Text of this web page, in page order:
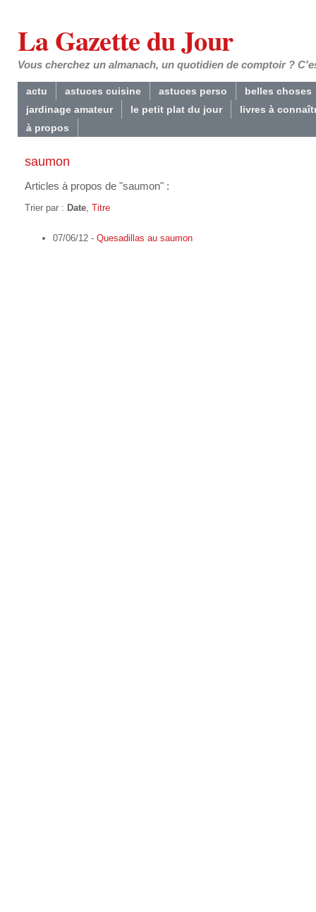
La Gazette du Jour
Vous cherchez un almanach, un quotidien de comptoir ?
actu astuces cuisine astuces perso
belles choses
jardinage amateur
le petit plat du jour
livres à
à propos
saumon
Articles à propos de "saumon" :
Trier par : Date Titre
07/06/12 - Quesadillas au saumon